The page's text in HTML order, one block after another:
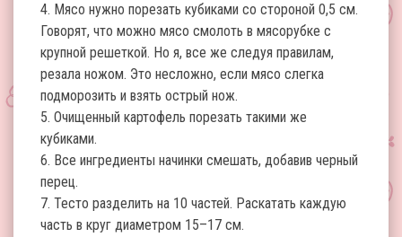
4. Мясо нужно порезать кубиками со стороной 0,5 см.
Говорят, что можно мясо смолоть в мясорубке с
крупной решеткой. Но я, все же следуя правилам,
резала ножом. Это несложно, если мясо слегка
подморозить и взять острый нож.
5. Очищенный картофель порезать такими же
кубиками.
6. Все ингредиенты начинки смешать, добавив черный
перец.
7. Тесто разделить на 10 частей. Раскатать каждую
часть в круг диаметром 15–17 см.